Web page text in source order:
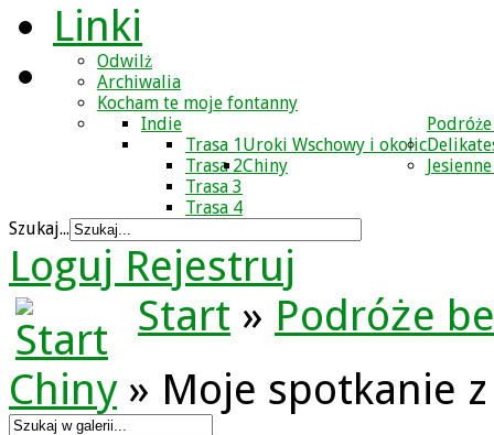
Linki
Odwilż
Archiwalia
Kocham te moje fontanny
Indie
Uroki Wschowy i okolic
Trasa 1
Trasa 2
Trasa 3
Trasa 4
Chiny
Szukaj...
Loguj Rejestruj
Start » Podróże
Chiny» Moje spotkanie